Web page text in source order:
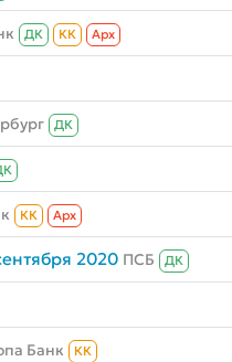
ДК КК Aрх
ДК
КК Aрх
2020 ПСБ ДК
Банк КК